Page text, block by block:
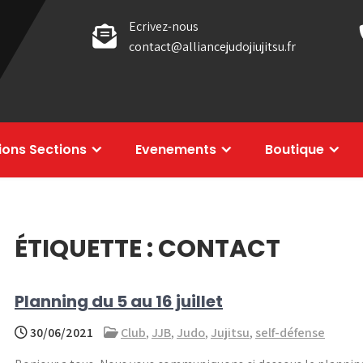
Ecrivez-nous
contact@alliancejudojiujitsu.fr
Sections Evenements Boutique
ÉTIQUETTE :CONTACT
Planning du 5 au 16 juillet
30/06/2021 Club, JJB, Judo, Jujitsu, self-défense